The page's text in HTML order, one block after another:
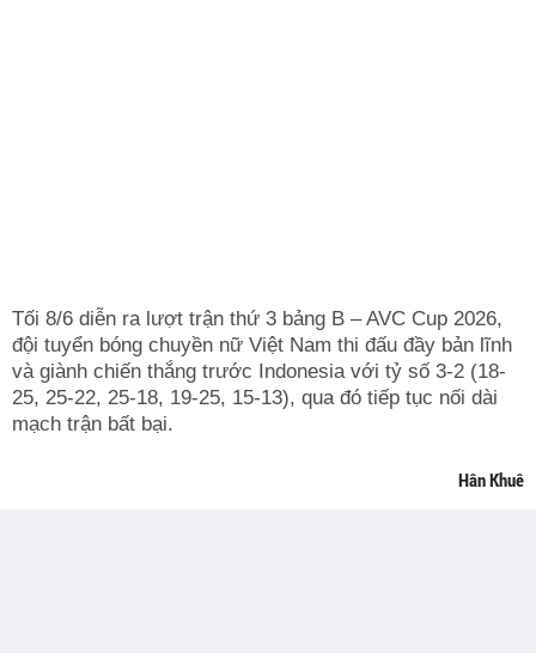
Tối 8/6 diễn ra lượt trận thứ 3 bảng B – AVC Cup 2026,
đội tuyển bóng chuyền nữ Việt Nam thi đấu đầy bản lĩnh
và giành chiến thắng trước Indonesia với tỷ số 3-2 (18-
25, 25-22, 25-18, 19-25, 15-13), qua đó tiếp tục nối dài
mạch trận bất bại.
Hân Khuê